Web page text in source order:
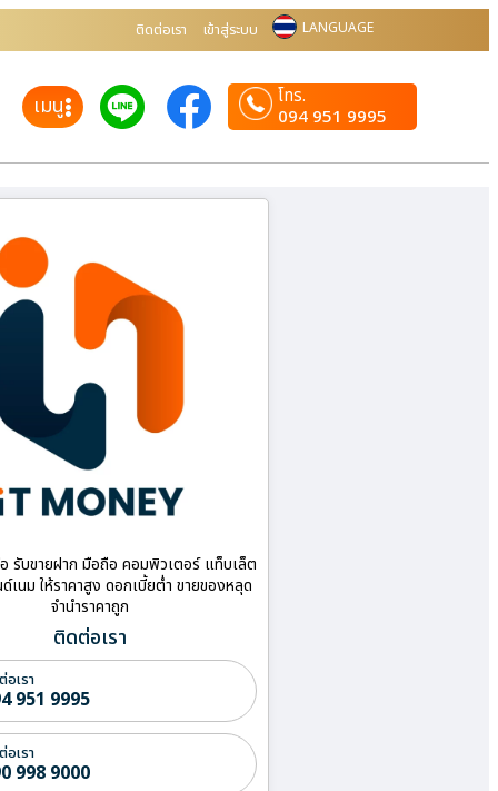
ติดต่อเรา เข้าสู่ระบบ LANGUAGE
เมนู
โทร.
094 951 9995
รับขายฝาก มือถือ คอมพิวเตอร์ แท็บเล็ต
เนม ให้ราคาสูง ดอกเบี้ยต่ำ ขายของหลุด
จำนำราคาถูก
ติดต่อเรา
อเรา
951 9995
อเรา
998 9000